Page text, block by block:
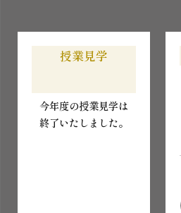
授業見学
今年度の授業見学は
終了いたしました。